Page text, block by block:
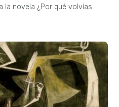
la novela ¿Por qué volvías